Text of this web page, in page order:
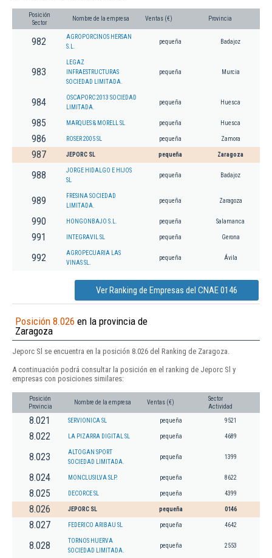
Posición
Sector
Nombre de la empresa Ventas (€) Provincia
982
AGROPORCINOS HERSAN
S.L.
pequeña Badajoz
983
LEGAZ
INFRAESTRUCTURAS
SOCIEDAD LIMITADA.
pequeña Murcia
984
OSCAPORC 2013 SOCIEDAD
LIMITADA.
pequeña Huesca
985 MARQUES & MORELL SL pequeña Huesca
986 ROSER 2005 SL pequeña Zamora
987 JEPORC SL pequeña Zaragoza
988
JORGE HIDALGO E HIJOS
SL
pequeña Badajoz
989
FRESINA SOCIEDAD
LIMITADA.
pequeña Zaragoza
990 HONGONBAJO S.L. pequeña Salamanca
991 INTEGRAVIL SL pequeña Gerona
992
AGROPECUARIA LAS
VINAS SL.
pequeña Ávila
Ver Ranking de Empresas del CNAE 0146
Posición 8.026 en la provincia de
Zaragoza
Jeporc Sl se encuentra en la posición 8.026 del Ranking de Zaragoza.
A continuación podrá consultar la posición en el ranking de Jeporc Sl y
empresas con posiciones similares:
Posición
Provincia
Nombre de la empresa Ventas (€)
Sector
Actividad
8.021 SERVIONICA SL pequeña 9521
8.022 LA PIZARRA DIGITAL SL pequeña 4689
8.023
ALTOGAN SPORT
SOCIEDAD LIMITADA.
pequeña 1399
8.024 MONCLUSILVA SLP. pequeña 8622
8.025 DECORCE SL pequeña 4399
8.026 JEPORC SL pequeña 0146
8.027 FEDERICO ARIBAU SL pequeña 4642
8.028
TORNOS HUERVA
SOCIEDAD LIMITADA.
pequeña 2553